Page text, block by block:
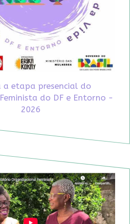
a etapa presencial do
do DF e Entorno -
2026